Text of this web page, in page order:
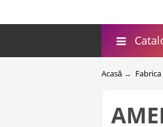
Acasă →